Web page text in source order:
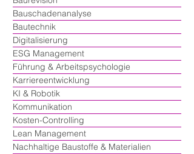
Bauschadenanalyse
Bautechnik
Digitalisierung
ESG Management
Führung & Arbeitspsychologie
Karriereentwicklung
KI & Robotik
Kommunikation
Kosten-Controlling
Lean Management
Nachhaltige Baustoffe & Materialien